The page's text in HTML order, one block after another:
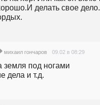
делать свое дело.
михаил гончаров 09.02 в 08:29
земля под ногами
дела и т.д.